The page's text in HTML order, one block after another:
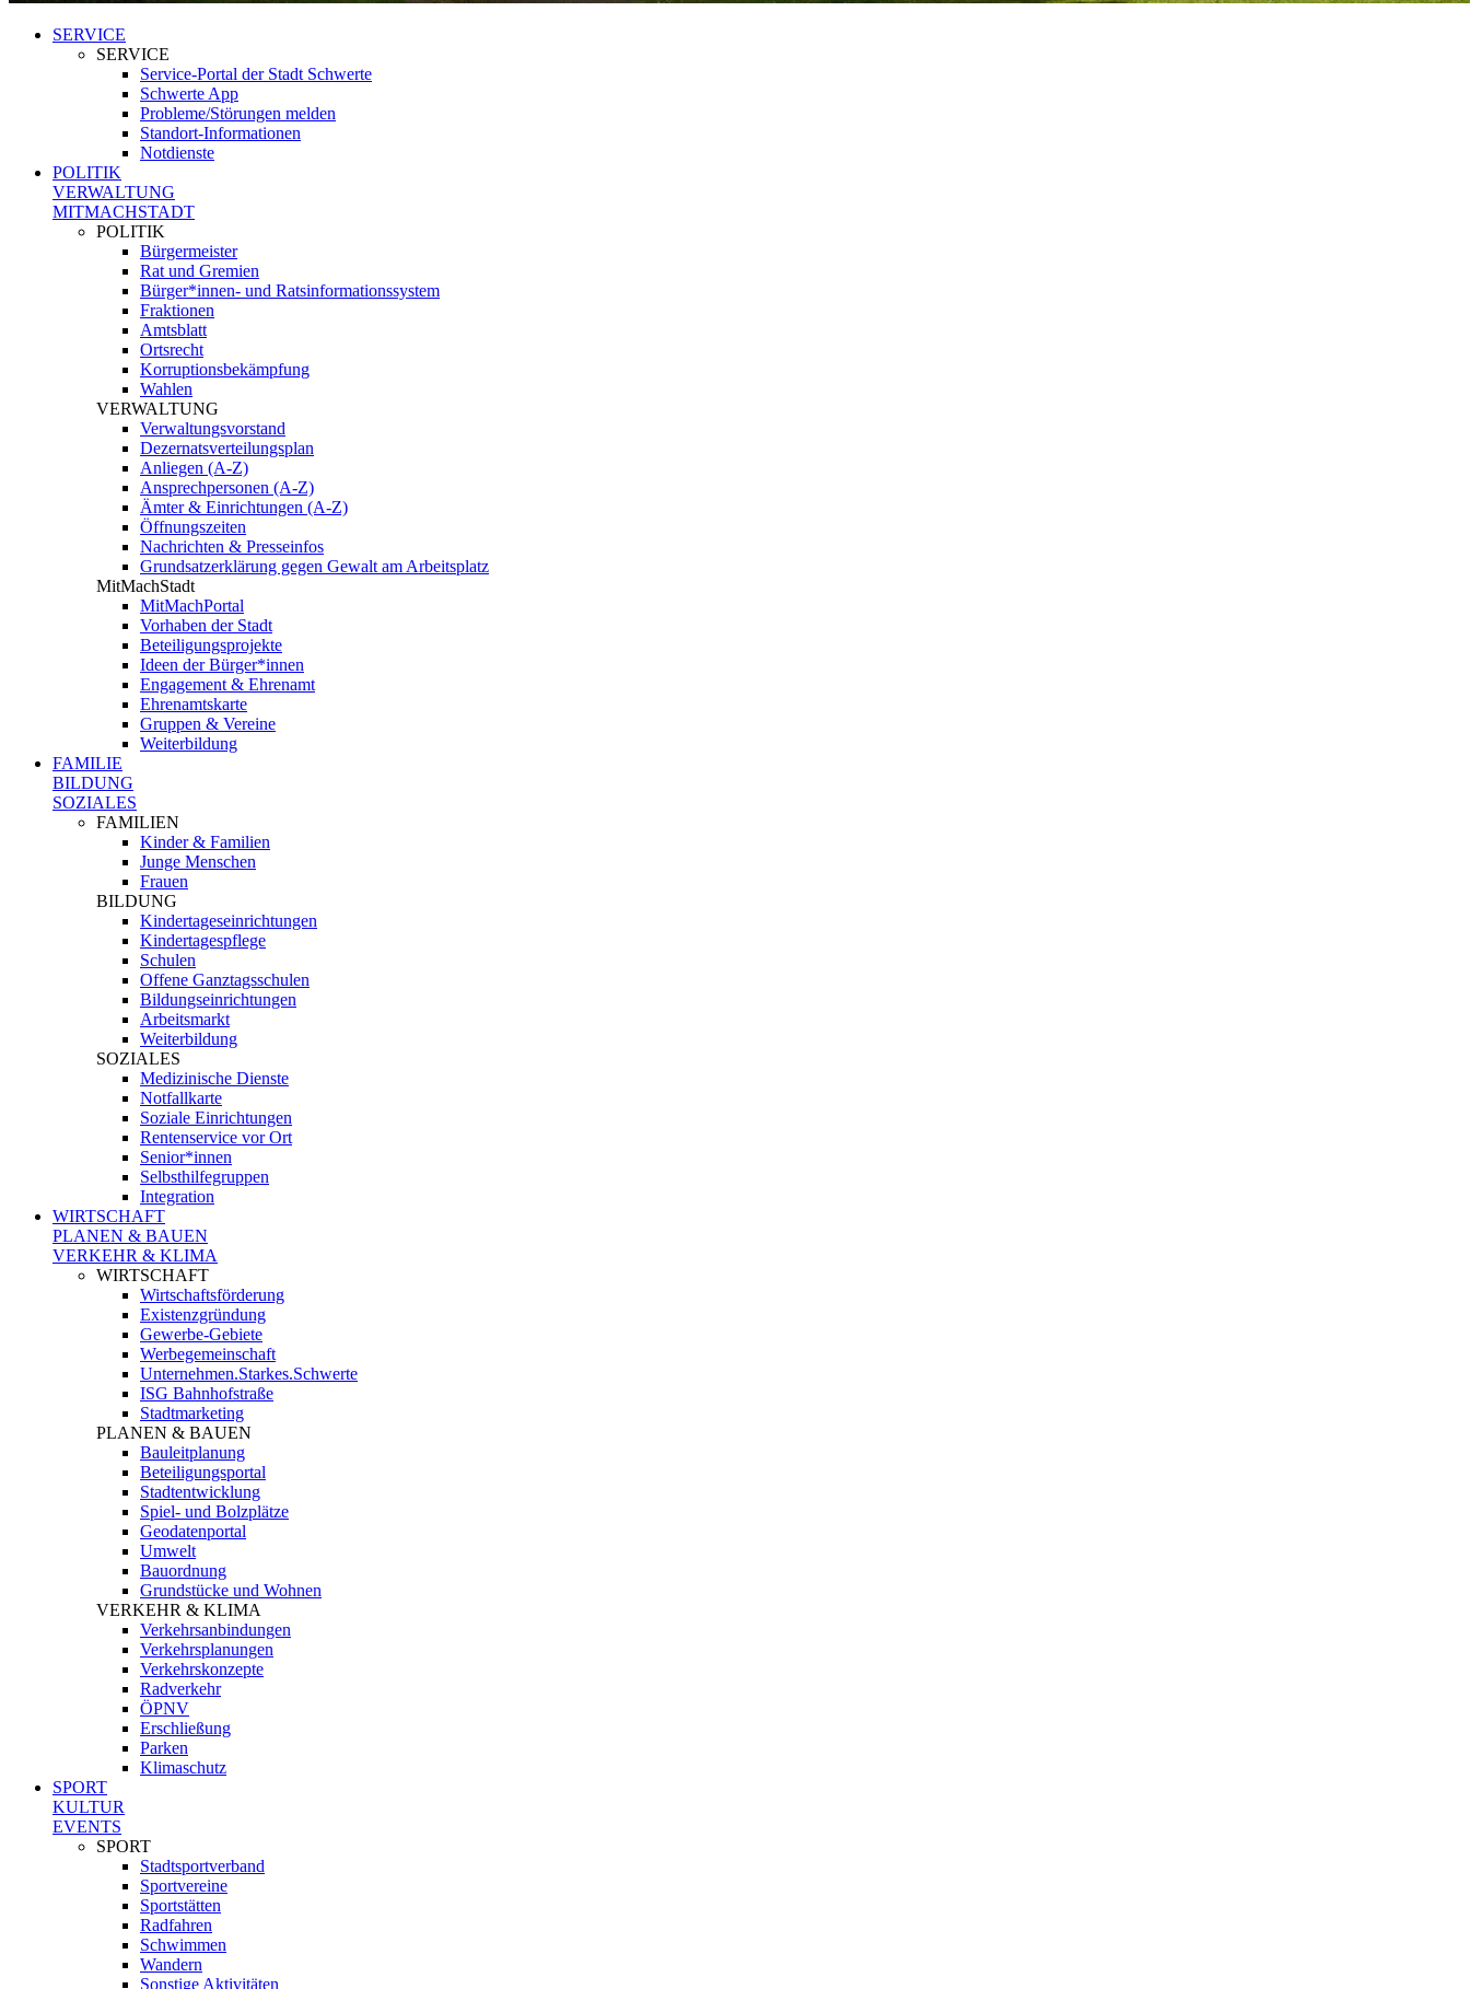
SERVICE
SERVICE
Service-Portal der Stadt Schwerte
Schwerte App
Probleme/Störungen melden
Standort-Informationen
Notdienste
POLITIK
VERWALTUNG
MITMACHSTADT
POLITIK
Bürgermeister
Rat und Gremien
Bürger*innen- und Ratsinformationssystem
Fraktionen
Amtsblatt
Ortsrecht
Korruptionsbekämpfung
Wahlen
VERWALTUNG
Verwaltungsvorstand
Dezernatsverteilungsplan
Anliegen (A-Z)
Ansprechpersonen (A-Z)
Ämter & Einrichtungen (A-Z)
Öffnungszeiten
Nachrichten & Presseinfos
Grundsatzerklärung gegen Gewalt am Arbeitsplatz
MitMachStadt
MitMachPortal
Vorhaben der Stadt
Beteiligungsprojekte
Ideen der Bürger*innen
Engagement & Ehrenamt
Ehrenamtskarte
Gruppen & Vereine
Weiterbildung
FAMILIE
BILDUNG
SOZIALES
FAMILIEN
Kinder & Familien
Junge Menschen
Frauen
BILDUNG
Kindertageseinrichtungen
Kindertagespflege
Schulen
Offene Ganztagsschulen
Bildungseinrichtungen
Arbeitsmarkt
Weiterbildung
SOZIALES
Medizinische Dienste
Notfallkarte
Soziale Einrichtungen
Rentenservice vor Ort
Senior*innen
Selbsthilfegruppen
Integration
WIRTSCHAFT
PLANEN & BAUEN
VERKEHR & KLIMA
WIRTSCHAFT
Wirtschaftsförderung
Existenzgründung
Gewerbe-Gebiete
Werbegemeinschaft
Unternehmen.Starkes.Schwerte
ISG Bahnhofstraße
Stadtmarketing
PLANEN & BAUEN
Bauleitplanung
Beteiligungsportal
Stadtentwicklung
Spiel- und Bolzplätze
Geodatenportal
Umwelt
Bauordnung
Grundstücke und Wohnen
VERKEHR & KLIMA
Verkehrsanbindungen
Verkehrsplanungen
Verkehrskonzepte
Radverkehr
ÖPNV
Erschließung
Parken
Klimaschutz
SPORT
KULTUR
EVENTS
SPORT
Stadtsportverband
Sportvereine
Sportstätten
Radfahren
Schwimmen
Wandern
Sonstige Aktivitäten